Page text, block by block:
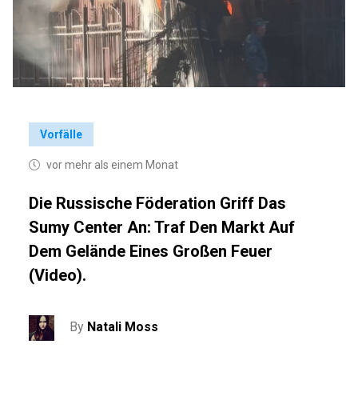
Vorfälle
vor mehr als einem Monat
Die Russische Föderation Griff Das
Sumy Center An: Traf Den Markt Auf
Dem Gelände Eines Großen Feuer
(Video).
By Natali Moss